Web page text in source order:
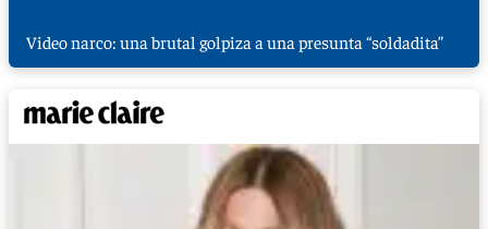
Video narco: una brutal golpiza a una presunta “soldadita”